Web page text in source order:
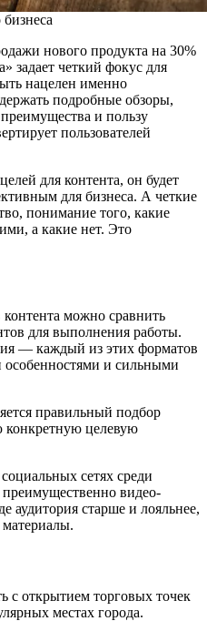
нового продукта на 30%
задает четкий фокус для
нацелен именно
подробные обзоры,
и пользу
пользователей
для контента, он будет
для бизнеса. А четкие
понимание того, какие
а какие нет. Это
можно сравнить
для выполнения работы.
— каждый из этих форматов
и сильными
правильный подбор
конкретную целевую
сетях среди
видео-
аудитория старше и лояльнее,
с открытием торговых точек
местах города.